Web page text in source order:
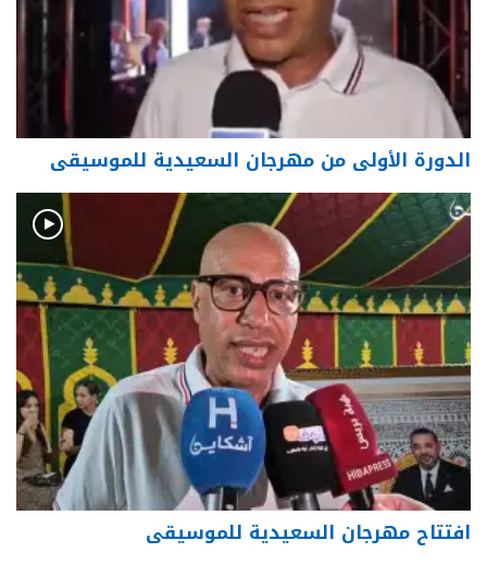
الدورة الأولى من مهرجان السعيدية للموسيقى
افتتاح مهرجان السعيدية للموسيقى